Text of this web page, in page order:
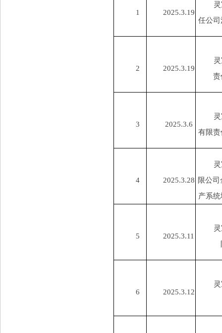
1 2025.3.19
任公
2 2025.3.19
责
3 2025.3.6
有限
4 2025.3.28 限公
产系
5 2025.3.11
6 2025.3.12